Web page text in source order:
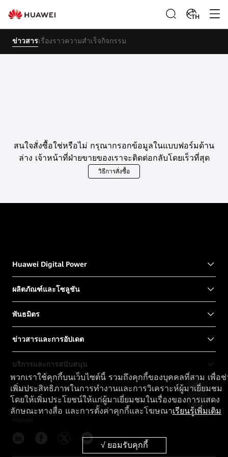
TH
ข่าวสารเรื่องราวความสำเร็จกิจกรรม
สนใจสั่งซื้อใช่หรือไม่ กรุณากรอกข้อมูลในแบบฟอร์มด้าน
ล่าง เจ้าหน้าที่ฝ่ายขายของเราจะติดต่อกลับโดยเร็วที่สุด
วิธีการสั่งซื้อ
Huawei Digital Power
ผลิตภัณฑ์และโซลูชัน
พันธมิตร
ข่าวสารและการอัปเดต
บริการและการสนับสนุน
ลิงก์ด่วน
พวกเราใช้คุกกี้บนเว็บไซต์นี้ รวมถึงคุกกี้ของบุคคลที่สาม เพื่อช่
เพิ่มประสิทธิภาพในการทำงานและการวิเคราะห์ผู้มาเยี่ยมชม
โดยให้เพิ่มประโยชน์ให้แก่ผู้มาเยี่ยมชมในเรื่องของการแสดง
ลักษณะทางสื่อ และการตั้งค่าคุกกี้และโฆษณาเรียนรู้เพิ่มเติม